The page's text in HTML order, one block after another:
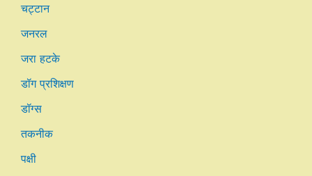
चट्टान
जनरल
जरा हटके
डॉग प्रशिक्षण
डॉग्स
तकनीक
पक्षी